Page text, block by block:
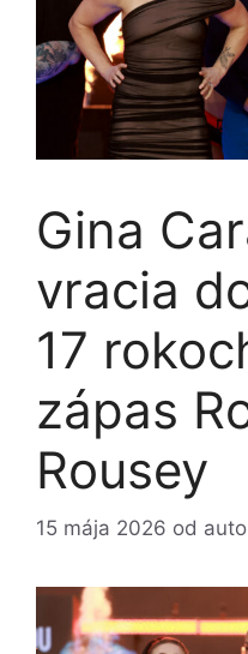
Gina
vracia
17
zápas
Rousey
15 mája 2026 od